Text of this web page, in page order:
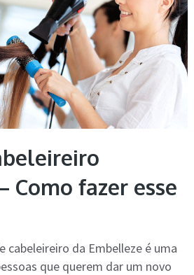
Como fazer esse
cabeleireiro da Embelleze é uma
que querem dar um novo